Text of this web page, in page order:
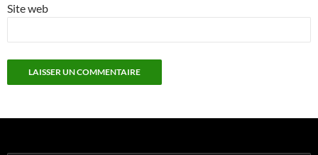
Site web